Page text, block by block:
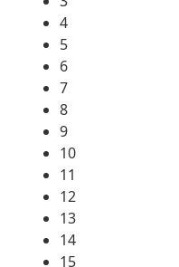
4
5
6
7
8
9
10
11
12
13
14
15